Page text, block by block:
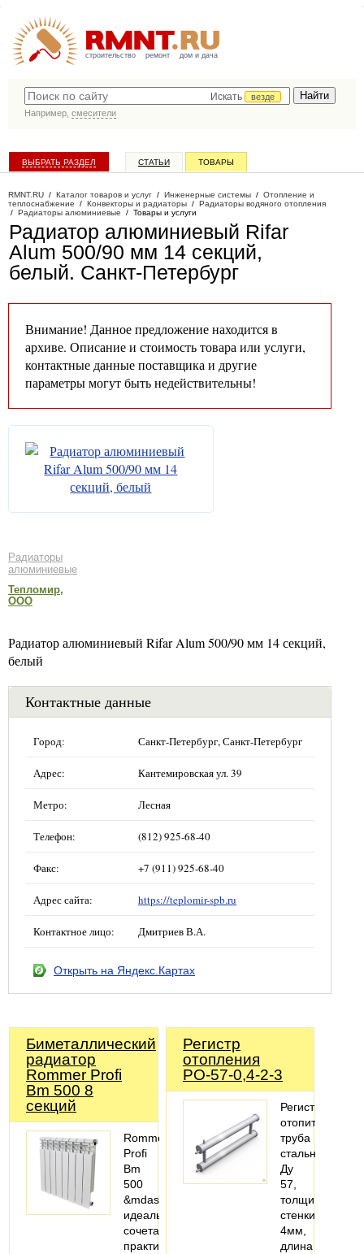
строительство ремонт дом и дача
Искать
везде
Например, смесители
ВЫБРАТЬ РАЗДЕЛ СТАТЬИ ТОВАРЫ
RMNT.RU / Каталог товаров и услуг / Инженерные системы / Отопление и
теплоснабжение / Конвекторы и радиаторы / Радиаторы водяного отопления
/ Радиаторы алюминиевые / Товары и услуги
Радиатор алюминиевый Rifar
Alum 500/90 мм 14 секций,
белый. Санкт-Петербург
Внимание! Данное предложение находится в
архиве. Описание и стоимость товара или услуги,
контактные данные поставщика и другие
параметры могут быть недействительны!
Радиаторы
алюминиевые
Тепломир,
ООО
Радиатор алюминиевый Rifar Alum 500/90 мм 14 секций,
белый
Контактные данные
Город: Санкт-Петербург, Санкт-Петербург
Адрес: Кантемировская ул. 39
Метро: Лесная
Телефон: (812) 925-68-40
Факс: +7 (911) 925-68-40
Адрес сайта: https://teplomir-spb.ru
Контактное лицо: Дмитриев В.А.
Открыть на Яндекс.Картах
Биметаллический
радиатор
Rommer Profi
Bm 500 8
секций
Rommer
Profi
Bm
500
&mdash;
идеальное
сочетание
практичности
Регистр
отопления
РО-57-0,4-2-3
Регистры
отопительные,
труба
стальная
Ду
57,
толщина
стенки
4мм,
длина